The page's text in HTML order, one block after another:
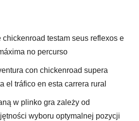
chickenroad testam seus reflexos e
no percurso
con chickenroad supera
el tráfico en esta carrera rural
w plinko gra zależy od
wyboru optymalnej pozycji